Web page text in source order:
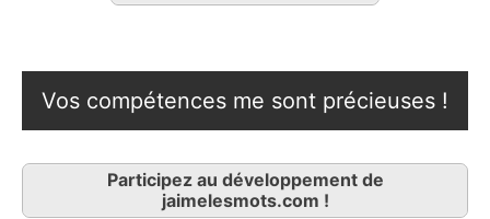
Vos compétences me sont précieuses !
Participez au développement de
jaimelesmots.com !